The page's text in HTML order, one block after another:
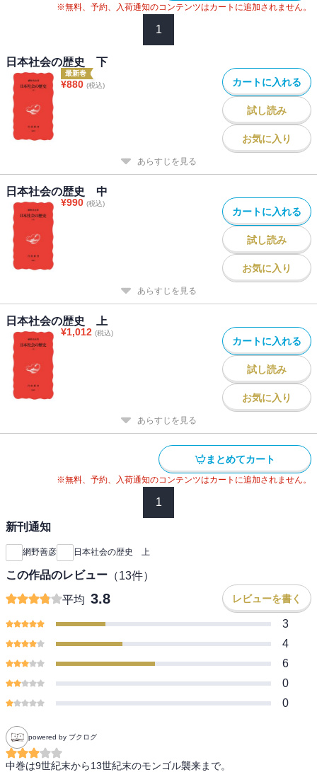
※無料、予約、入荷通知のコンテンツはカートに追加されません。
1
日本社会の歴史 下
最新巻
¥880 (税込) カートに入れる
試し読み
お気に入り
あらすじを見る
日本社会の歴史 中
¥990 (税込)
カートに入れる
試し読み
お気に入り
あらすじを見る
日本社会の歴史 上
¥1,012 (税込)
カートに入れる
試し読み
お気に入り
あらすじを見る
まとめてカート
※無料、予約、入荷通知のコンテンツはカートに追加されません。
1
新刊通知
網野善彦 日本社会の歴史 上
この作品のレビュー （13件）
平均 3.8 レビューを書く
3
4
6
0
0
powered by ブクログ
中巻は9世紀末から13世紀末のモンゴル襲来まで。